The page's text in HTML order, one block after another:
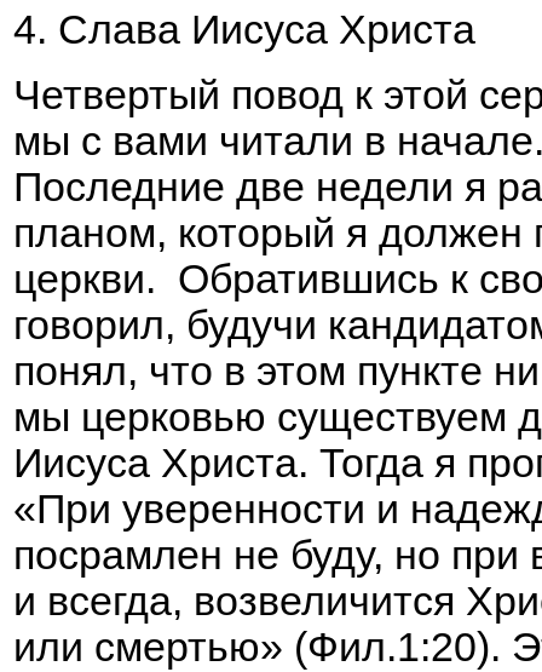
4. Слава Иисуса Христа
Четвертый повод к этой
мы с вами читали в
Последние две недели я
планом, который я должен
церкви. Обратившись к
говорил, будучи
понял, что в этом пункте
мы церковью существуем
Иисуса Христа. Тогда я
«При уверенности и
посрамлен не буду, но при
и всегда, возвеличится
или смертью» (Фил.1:20).